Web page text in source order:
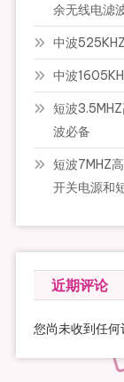
余无线电滤
中波
中波
短波
波必备
短波7MHZ
开关电源和
近期评论
您尚未收到任何